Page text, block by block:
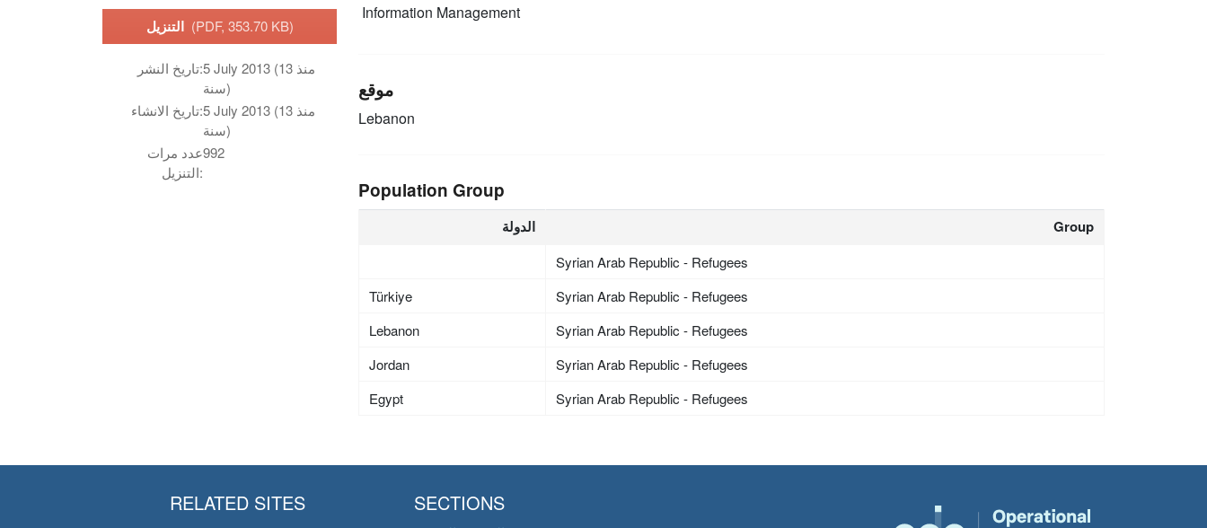
التنزيل (PDF, 353.70 KB)
تاريخ النشر:5 July 2013 (منذ 13
سنة)
تاريخ الانشاء:5 July 2013 (منذ 13
سنة)
عدد مرات
التنزيل:
992
Information Management
موقع
Lebanon
Population Group
الدولة Group
Syrian Arab Republic - Refugees
Türkiye
Syrian Arab Republic - Refugees
Lebanon
Syrian Arab Republic - Refugees
Jordan
Syrian Arab Republic - Refugees
Egypt
Syrian Arab Republic - Refugees
SECTIONS
RELATED SITES